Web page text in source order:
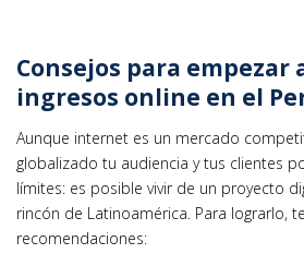
Consejos para empezar
ingresos online en el
Aunque internet es un mercado
globalizado tu audiencia y tus clientes
límites: es posible vivir de un proyecto
rincón de Latinoamérica. Para lograrlo,
recomendaciones: